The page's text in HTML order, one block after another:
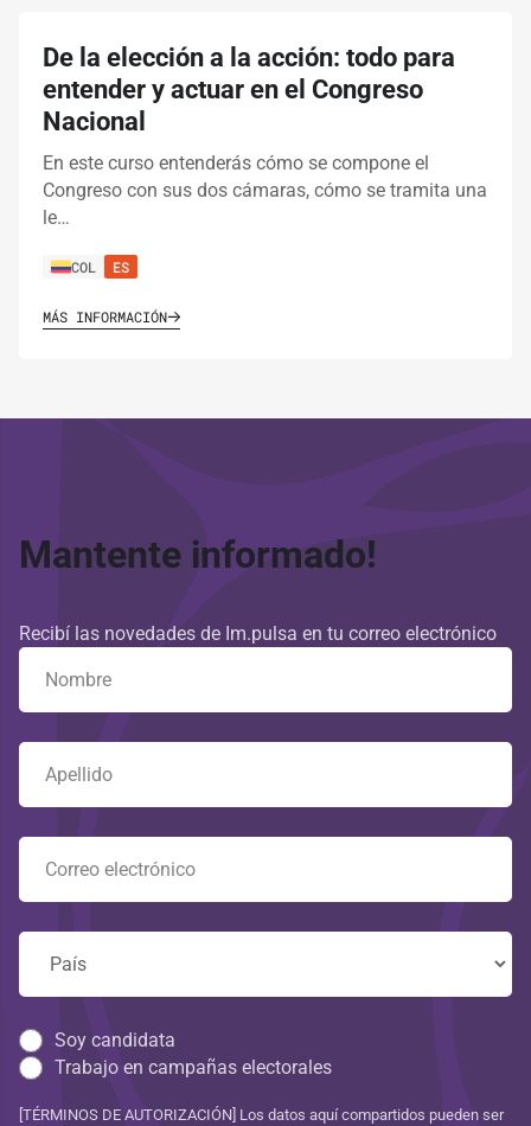
De la elección a la acción: todo para
entender y actuar en el Congreso
Nacional
En este curso entenderás cómo se compone el
Congreso con sus dos cámaras, cómo se tramita una
le…
COL ES
MÁS INFORMACIÓN
Mantente informado!
Recibí las novedades de Im.pulsa en tu correo electrónico
Soy candidata
Trabajo en campañas electorales
[TÉRMINOS DE AUTORIZACIÓN] Los datos aquí compartidos pueden ser